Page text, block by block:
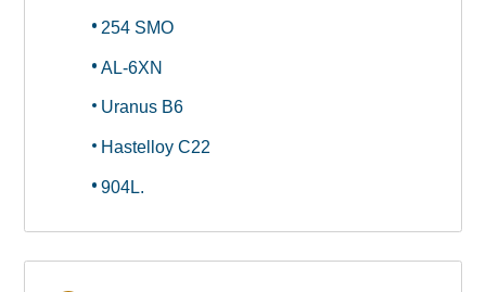
254 SMO
AL-6XN
Uranus B6
Hastelloy C22
904L.